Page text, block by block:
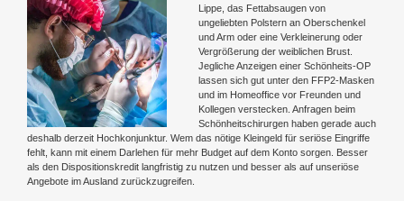
grösseres
Bild
Lippe, das Fettabsaugen von
ungeliebten Polstern an Oberschenkel
und Arm oder eine Verkleinerung oder
Vergrößerung der weiblichen Brust.
Jegliche Anzeigen einer Schönheits-OP
lassen sich gut unter den FFP2-Masken
und im Homeoffice vor Freunden und
Kollegen verstecken. Anfragen beim
Schönheitschirurgen haben gerade auch
deshalb derzeit Hochkonjunktur. Wem das nötige Kleingeld für seriöse Eingriffe
fehlt, kann mit einem Darlehen für mehr Budget auf dem Konto sorgen. Besser
als den Dispositionskredit langfristig zu nutzen und besser als auf unseriöse
Angebote im Ausland zurückzugreifen.